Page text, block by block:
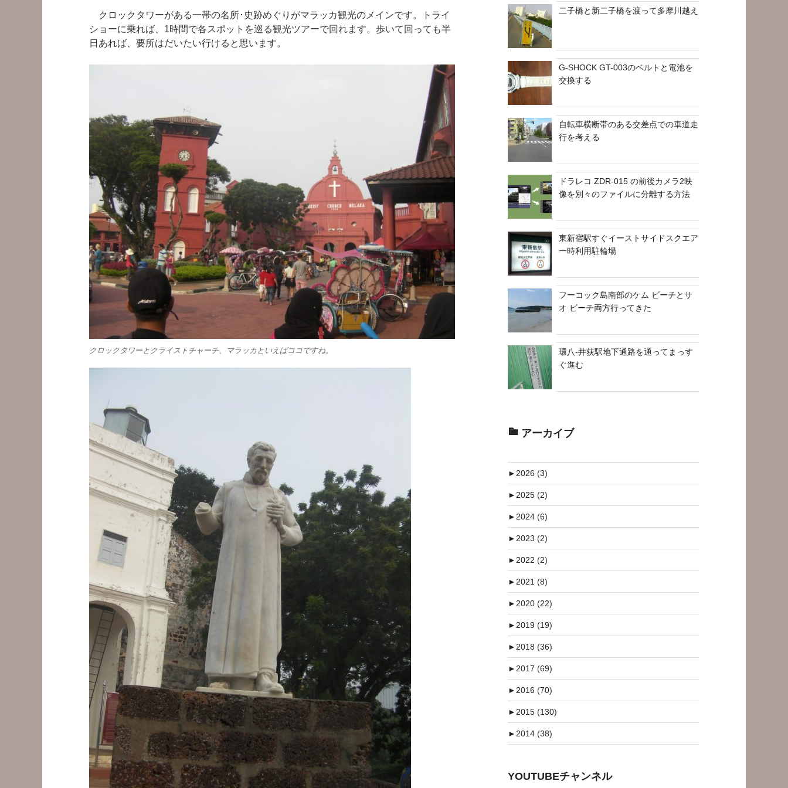
クロックタワーがある一帯の名所･史跡めぐりがマラッカ観光のメインです。トライ
ショーに乗れば、1時間で各スポットを巡る観光ツアーで回れます。歩いて回っても半
日あれば、要所はだいたい行けると思います。
クロックタワーとクライストチャーチ、マラッカといえばココですね。
二子橋と新二子橋を渡って多摩川越え
G-SHOCK GT-003のベルトと電池を
交換する
自転車横断帯のある交差点での車道走
行を考える
ドラレコ ZDR-015 の前後カメラ2映
像を別々のファイルに分離する方法
東新宿駅すぐイーストサイドスクエア
一時利用駐輪場
フーコック島南部のケム ビーチとサ
オ ビーチ両方行ってきた
環八-井荻駅地下通路を通ってまっす
ぐ進む
アーカイブ
►2026 (3)
►2025 (2)
►2024 (6)
►2023 (2)
►2022 (2)
►2021 (8)
►2020 (22)
►2019 (19)
►2018 (36)
►2017 (69)
►2016 (70)
►2015 (130)
►2014 (38)
YOUTUBEチャンネル